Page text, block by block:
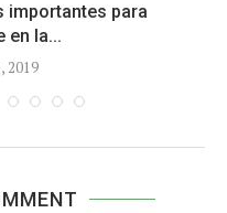
importantes para
en la...
2019